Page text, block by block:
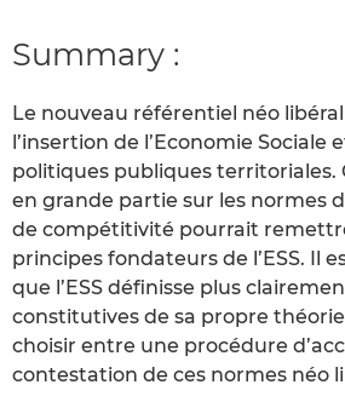
Summary :
Le nouveau référentiel néo
l’insertion de l’Economie Sociale
politiques publiques territoriales.
en grande partie sur les normes
de compétitivité pourrait
principes fondateurs de l’ESS. Il
que l’ESS définisse plus
constitutives de sa propre
choisir entre une procédure
contestation de ces normes néo